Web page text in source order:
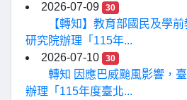
2026-07-09
30
【轉知】教育部國民及學
研究院辦理「115年...
2026-07-10
30
轉知 因應巴威颱風影響，
辦理「115年度臺北...